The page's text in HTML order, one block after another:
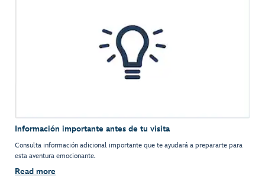
Información importante antes de tu visita
Consulta información adicional importante que te ayudará a prepararte para
esta aventura emocionante.
Read more